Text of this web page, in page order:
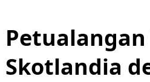
Skotlandia